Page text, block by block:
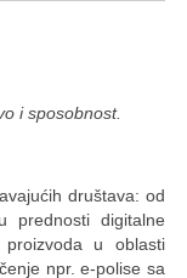
i sposobnost.
društava: od
prednosti digitalne
proizvoda u oblasti
npr. e-polise sa